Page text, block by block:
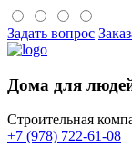
Задать вопрос
Дома для
Строительная
+7 (978) 722-61-08